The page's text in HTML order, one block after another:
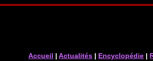
Accueil |Actualités | Encyclopédie |